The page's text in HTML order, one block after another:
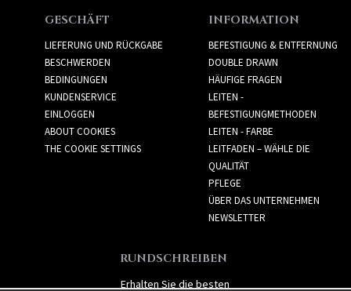
GESCHÄFT
LIEFERUNG UND RÜCKGABE
BESCHWERDEN
BEDINGUNGEN
KUNDENSERVICE
EINLOGGEN
ABOUT COOKIES
THE COOKIE SETTINGS
INFORMATION
BEFESTIGUNG & ENTFERNUNG
DOUBLE DRAWN
HÄUFIGE FRAGEN
LEITEN -
BEFESTIGUNGMETHODEN
LEITEN - FARBE
LEITFADEN – WÄHLE DIE
QUALITÄT
PFLEGE
ÜBER DAS UNTERNEHMEN
NEWSLETTER
RUNDSCHREIBEN
Erhalten Sie die besten